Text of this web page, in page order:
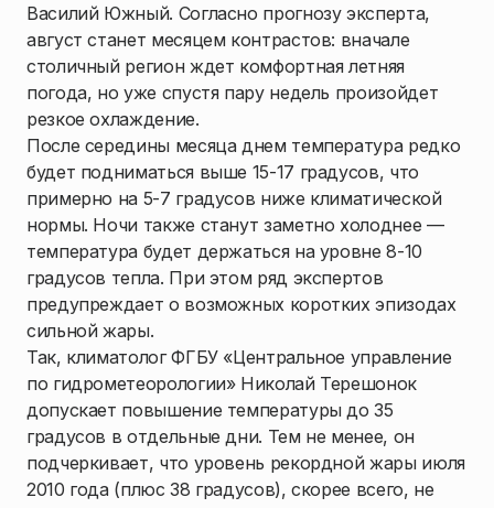
Василий Южный. Согласно прогнозу эксперта,
август станет месяцем контрастов: вначале
столичный регион ждет комфортная летняя
погода, но уже спустя пару недель произойдет
резкое охлаждение.
После середины месяца днем температура редко
будет подниматься выше 15-17 градусов, что
примерно на 5-7 градусов ниже климатической
нормы. Ночи также станут заметно холоднее —
температура будет держаться на уровне 8-10
градусов тепла. При этом ряд экспертов
предупреждает о возможных коротких эпизодах
сильной жары.
Так, климатолог ФГБУ «Центральное управление
по гидрометеорологии» Николай Терешонок
допускает повышение температуры до 35
градусов в отдельные дни. Тем не менее, он
подчеркивает, что уровень рекордной жары июля
2010 года (плюс 38 градусов), скорее всего, не